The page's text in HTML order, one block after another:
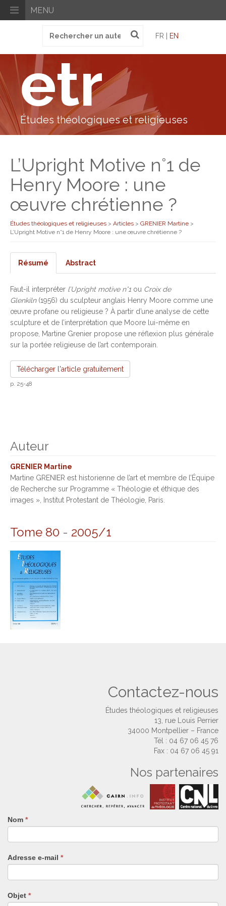
MENU
pour
FR | EN
etr
Études théologiques et religieuses
L’Upright Motive n°1 de
Henry Moore : une
œuvre chrétienne ?
Études théologiques et religieuses > Articles > GRENIER Martine >
L’Upright Motive n°1 de Henry Moore : une œuvre chrétienne ?
Résumé Abstract
Faut-il interpréter l’Upright motive n°1 ou Croix de
Glenkiln(1956) du sculpteur anglais Henry Moore comme une
œuvre profane ou religieuse ? À partir d’une analyse de cette
sculpture et de l’interprétation que Moore lui-même en
propose, Martine Grenier propose une réflexion plus générale
sur la portée religieuse de l’art contemporain.
Télécharger l'article gratuitement
p. 25-48
Auteur
GRENIER Martine
Martine GRENIER est historienne de l’art et membre de l’Équipe
de Recherche sur Programme « Théologie et éthique des
images », Institut Protestant de Théologie, Paris.
Tome 80 - 2005/1
Contactez-nous
Études théologiques et religieuses
13, rue Louis Perrier
34000 Montpellier – France
Tél : 04 67 06 45 76
Fax : 04 67 06 45 91
Nos partenaires
Nom *
Adresse e-mail *
Objet *
Si
vous
êtes
humain,
remplissez
ce